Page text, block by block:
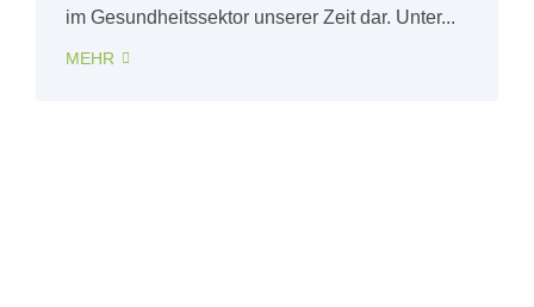
im Gesundheitssektor unserer Zeit dar. Unter...
MEHR